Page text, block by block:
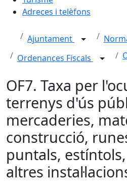
Adreces i telèfons
Ajuntament
Ordenances Fiscals
OF7. Taxa per
terrenys d'ús
mercaderies,
construcció,
puntals,
altres